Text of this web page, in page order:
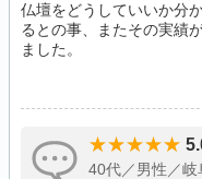
仏壇をどうしていいか分
るとの事、またその実績
ました。
40代／男性／岐